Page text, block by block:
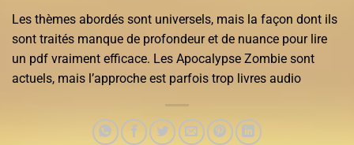
Les thèmes abordés sont universels, mais la façon dont ils
sont traités manque de profondeur et de nuance pour lire
un pdf vraiment efficace. Les Apocalypse Zombie sont
actuels, mais l’approche est parfois trop livres audio